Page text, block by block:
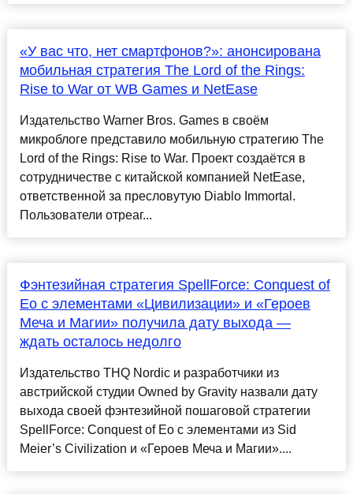
«У вас что, нет смартфонов?»: анонсирована
мобильная стратегия The Lord of the Rings:
Rise to War от WB Games и NetEase
Издательство Warner Bros. Games в своём
микроблоге представило мобильную стратегию The
Lord of the Rings: Rise to War. Проект создаётся в
сотрудничестве с китайской компанией NetEase,
ответственной за пресловутую Diablo Immortal.
Пользователи отреаг...
Фэнтезийная стратегия SpellForce: Conquest of
Eo с элементами «Цивилизации» и «Героев
Меча и Магии» получила дату выхода —
ждать осталось недолго
Издательство THQ Nordic и разработчики из
австрийской студии Owned by Gravity назвали дату
выхода своей фэнтезийной пошаговой стратегии
SpellForce: Conquest of Eo с элементами из Sid
Meier’s Civilization и «Героев Меча и Магии»....